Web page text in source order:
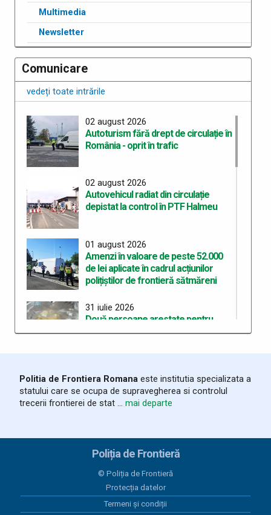
Multimedia
Newsletter
Comunicare
vedeți toate intrările
02 august 2026
Autoturism fără drept de circulație în
România - oprit în trafic
02 august 2026
Autovehicul radiat din circulație
depistat la control în PTF Halmeu
01 august 2026
Amenzi în valoare de peste 52.000
de lei aplicate în cadrul acțiunilor
polițiștilor de frontieră sătmăreni
31 iulie 2026
Două persoane arestate pentru
deținerea de droguri de mare risc pe
28 iulie 2026
ITPF Sighetu Marmației a sărbătorit
162 de ani de la înființarea Poliției de
Bunuri susceptibile a fi contrafăcute,
în valoare de 20.000 lei, descoperite
în mașina unui sătmărean
25 iulie 2026
Politia de Frontiera Romana este institutia specializata a
statului care se ocupa de supravegherea si controlul
trecerii frontierei de stat ... mai departe
Poliția de Frontieră
© Poliția de Frontieră
Protecția datelor
Termeni și condiții